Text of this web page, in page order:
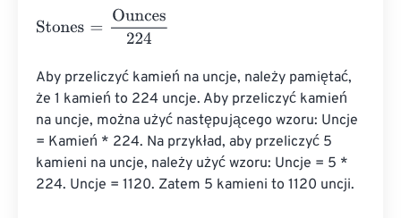
Stones Ounces224
Aby przeliczyć kamień na uncje, należy pamiętać,
że 1 kamień to 224 uncje. Aby przeliczyć kamień
na uncje, można użyć następującego wzoru: Uncje
= Kamień * 224. Na przykład, aby przeliczyć 5
kamieni na uncje, należy użyć wzoru: Uncje = 5 *
224. Uncje = 1120. Zatem 5 kamieni to 1120 uncji.